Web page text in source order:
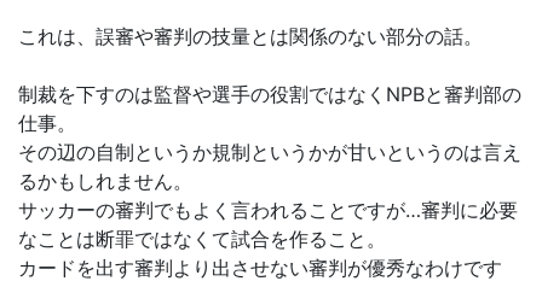
これは、誤審や審判の技量とは関係のない部分の話。
制裁を下すのは監督や選手の役割ではなくNPBと審判部の
仕事。
その辺の自制というか規制というかが甘いというのは言え
るかもしれません。
サッカーの審判でもよく言われることですが…審判に必要
なことは断罪ではなくて試合を作ること。
カードを出す審判より出させない審判が優秀なわけです